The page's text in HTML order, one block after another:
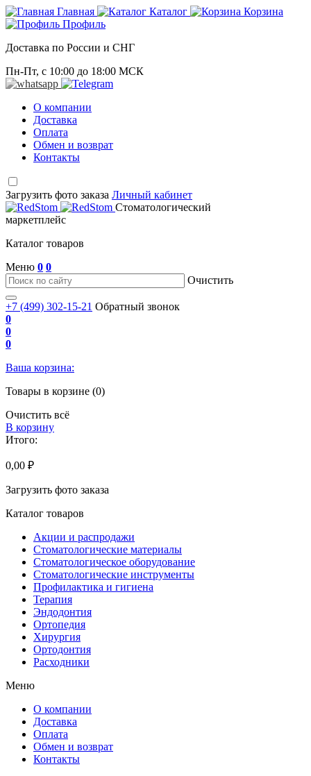
Главная Каталог
Корзина
Профиль
Доставка по России и СНГ
Пн-Пт, с 10:00 до 18:00 МСК
О компании
Доставка
Оплата
Обмен и возврат
Контакты
Загрузить фото заказа Личный кабинет
Стоматологический
маркетплейс
Каталог товаров
Меню 0 0
Очистить
+7 (499) 302-15-21 Обратный звонок
0
0
0
Ваша корзина:
Товары в корзине (0)
Очистить всё
В корзину
Итого:
0,00 ₽
Загрузить фото заказа
Каталог товаров
Акции и распродажи
Стоматологические материалы
Стоматологическое оборудование
Стоматологические инструменты
Профилактика и гигиена
Терапия
Эндодонтия
Ортопедия
Хирургия
Ортодонтия
Расходники
Меню
О компании
Доставка
Оплата
Обмен и возврат
Контакты